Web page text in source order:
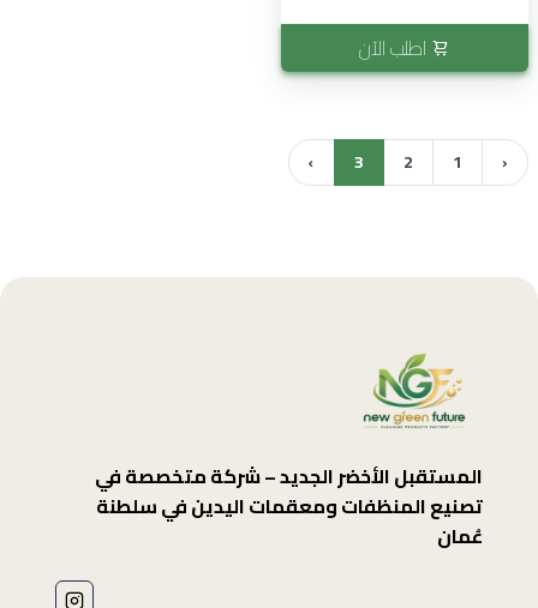
اطلب الآن
‹
1
2
3
›
المستقبل الأخضر الجديد – شركة متخصصة في
تصنيع المنظفات ومعقمات اليدين في سلطنة
عُمان